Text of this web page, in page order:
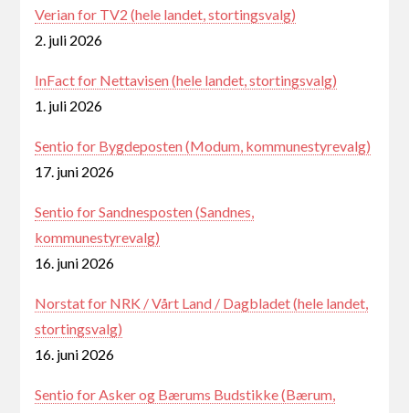
Verian for TV2 (hele landet, stortingsvalg)
2. juli 2026
InFact for Nettavisen (hele landet, stortingsvalg)
1. juli 2026
Sentio for Bygdeposten (Modum, kommunestyrevalg)
17. juni 2026
Sentio for Sandnesposten (Sandnes,
kommunestyrevalg)
16. juni 2026
Norstat for NRK / Vårt Land / Dagbladet (hele landet,
stortingsvalg)
16. juni 2026
Sentio for Asker og Bærums Budstikke (Bærum,